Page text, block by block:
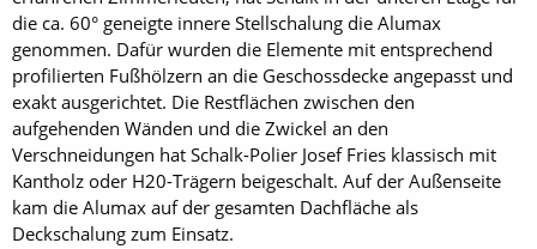
die ca. 60° geneigte innere Stellschalung die Alumax
genommen. Dafür wurden die Elemente mit entsprechend
profilierten Fußhölzern an die Geschossdecke angepasst und
exakt ausgerichtet. Die Restflächen zwischen den
aufgehenden Wänden und die Zwickel an den
Verschneidungen hat Schalk-Polier Josef Fries klassisch mit
Kantholz oder H20-Trägern beigeschalt. Auf der Außenseite
kam die Alumax auf der gesamten Dachfläche als
Deckschalung zum Einsatz.